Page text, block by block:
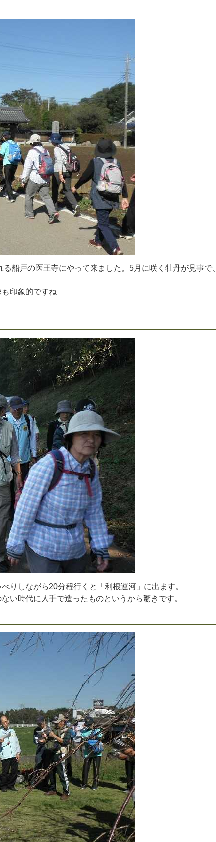
る船戸の医王寺にやって来ま した 。 5月 に咲 く 牡丹が見事で
も印象的ですね
べり しながら20分程行 く と 「 利 根運河 」 に出 ま す。
ない時代に 人 手で造った ものと い う から驚き です。